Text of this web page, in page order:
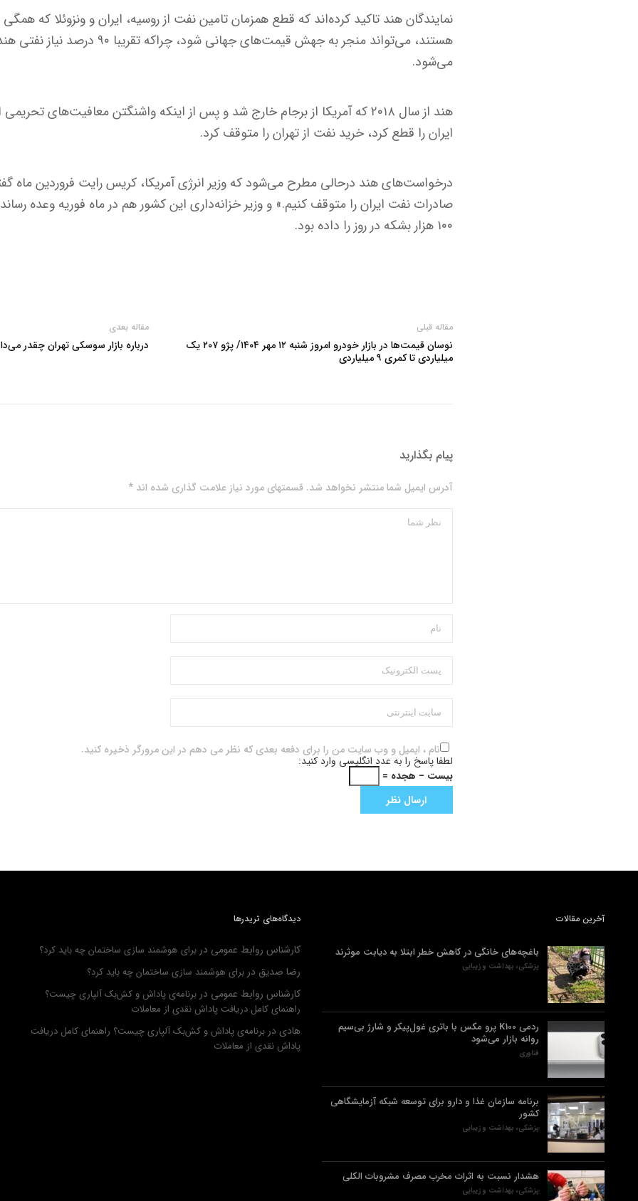
نمایندگان هند تاکید کرده‌اند که قطع همزمان تامین نفت از روسیه، ایران و ونزوئلا که
هستند، می‌تواند منجر به جهش قیمت‌های جهانی
می‌شود.
هند از سال ۲۰۱۸ که آمریکا از برجام خارج شد و پس از اینکه واشنگتن معافیت‌های
ایران را قطع کرد، خرید نفت از تهران را متوقف کرد.
درخواست‌های هند درحالی‌ مطرح می‌شود که وزیر انرژی آمریکا، کریس رایت فروردین ماه
صادرات نفت ایران را متوقف کنیم.» و وزیر خزانه‌داری این کشور هم در ماه فوریه وعده
۱۰۰ هزار بشکه در روز را داده بود.
مقاله قبلی
نوسان قیمت‌ها در بازار خودرو امروز شنبه ۱۲ مهر ۱۴۰۴/ پژو ۲۰۷ یک
میلیاردی تا کمری ۹ میلیاردی
مقاله بعدی
درباره بازار سوسکی تهران چقدر
پیام بگذارید
آدرس ایمیل شما منتشر نخواهد شد. قسمتهای مورد نیاز علامت گذاری شده اند *
نام ، ایمیل و وب سایت من را برای دفعه بعدی که نظر می دهم در این مرورگر ذخیره کنید.
لطفا پاسخ را به عدد انگلیسی وارد کنید:
بیست − هجده =
آخرین مقالات
باغچه‌های خانگی در کاهش خطر ابتلا به دیابت موثرند
پزشکی، بهداشت و زیبایی
ردمی K100 پرو مکس با باتری غول‌پیکر و شارژ بی‌سیم
روانه بازار می‌شود
فناوری
برنامه سازمان غذا و دارو برای توسعه شبکه آزمایشگاهی
کشور
پزشکی، بهداشت و زیبایی
هشدار نسبت به اثرات مخرب مصرف مشروبات الکلی
پزشکی، بهداشت و زیبایی
دیدگاه‌های تریدرها
کارشناس روابط عمومی در برای هوشمند سازی ساختمان چه باید کرد؟
رضا صدیق در برای هوشمند سازی ساختمان چه باید کرد؟
کارشناس روابط عمومی در برنامه‌ی پاداش و کش‌بک آلپاری چیست؟
راهنمای کامل دریافت پاداش نقدی از معاملات
هادیدر برنامه‌ی پاداش و کش‌بک آلپاری چیست؟ راهنمای کامل دریافت
پاداش نقدی از معاملات